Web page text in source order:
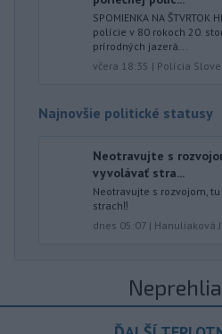
SPOMIENKA NA
polície v 80 rokoch 20.
prírodných jazerá...
včera 18:35 | Polícia
Najnovšie politické statusy
Neotravujte s
vyvolávať stra...
Neotravujte s rozvojom,
strach‼️
dnes 05:07 | Hanuliaková